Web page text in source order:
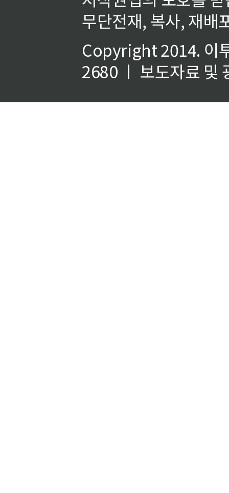
무단전재, 복사, 재배
Copyright 2014. 이
2680 ㅣ 보도자료